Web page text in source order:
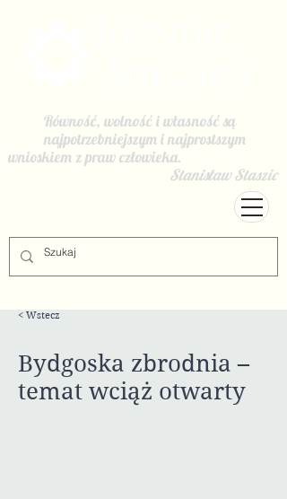
Równość, wolność i własność są
najpotrzebniejszym i najprostszym
wnioskiem z praw człowieka.
Stanisław Staszic
< Wstecz
Bydgoska zbrodnia –
temat wciąż otwarty